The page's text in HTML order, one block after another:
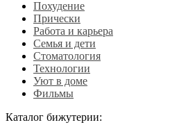
Похудение
Прически
Работа и карьера
Семья и дети
Стоматология
Технологии
Уют в доме
Фильмы
Каталог бижутерии: